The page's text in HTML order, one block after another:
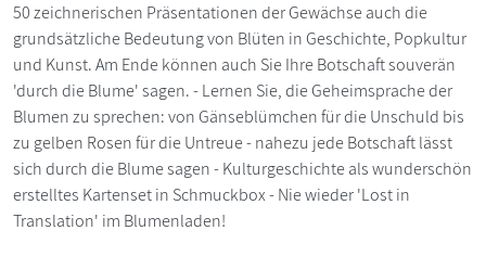
50 zeichnerischen Präsentationen der Gewächse auch die
grundsätzliche Bedeutung von Blüten in Geschichte, Popkultur
und Kunst. Am Ende können auch Sie Ihre Botschaft souverän
'durch die Blume' sagen. - Lernen Sie, die Geheimsprache der
Blumen zu sprechen: von Gänseblümchen für die Unschuld bis
zu gelben Rosen für die Untreue - nahezu jede Botschaft lässt
sich durch die Blume sagen - Kulturgeschichte als wunderschön
erstelltes Kartenset in Schmuckbox - Nie wieder 'Lost in
Translation' im Blumenladen!